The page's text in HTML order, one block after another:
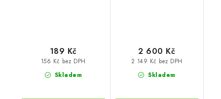
Skladem
156 Kč bez DPH
189 Kč
Skladem
2 149 Kč bez DPH
2 600 Kč